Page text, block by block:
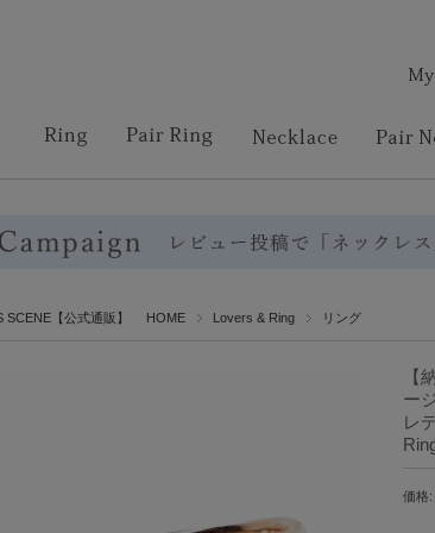
SCENE【公式通販】 HOME Lovers & Ring リング
【
ー
レ
価格: